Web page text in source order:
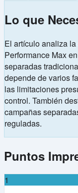
Lo que
El artículo analiza
Performance Max
separadas
depende de varios
las limitaciones
control. También
campañas
reguladas.
Puntos
1